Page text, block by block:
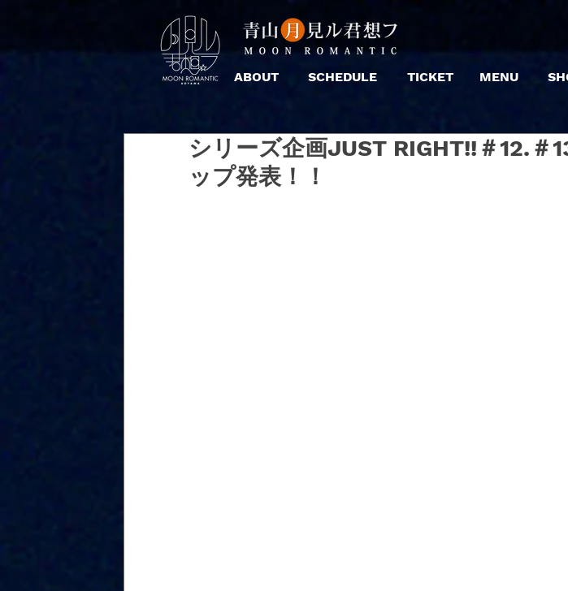
ABOUT SCHEDULE TICKET MENU
シリーズ企画JUST RIGHT!!＃12.＃
ップ発表！！